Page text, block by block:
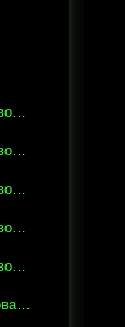
Гидравлический привод, Винтовые ручки
Гидравлический привод, Газовая пружина
Гидравлический привод, Зубчатая рейка
Гидравлический привод, Зубчатая рейка, Газовая пружина
Гидравлический привод, Зубчатая рейка, Газовые пружины
Электропровод, Газовая пружина